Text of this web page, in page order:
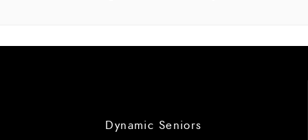
Dynamic Seniors